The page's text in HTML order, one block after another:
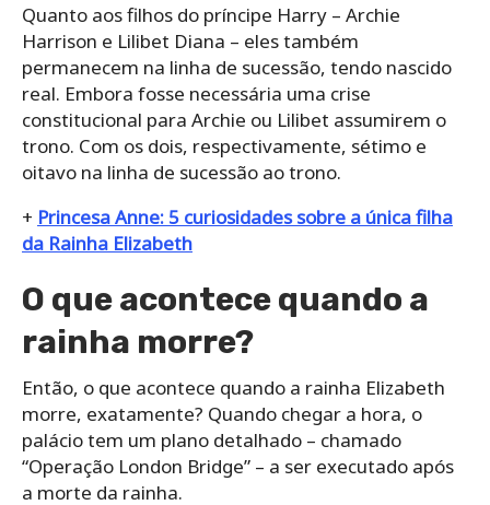
Quanto aos filhos do príncipe Harry – Archie
Harrison e Lilibet Diana – eles também
permanecem na linha de sucessão, tendo nascido
real. Embora fosse necessária uma crise
constitucional para Archie ou Lilibet assumirem o
trono. Com os dois, respectivamente, sétimo e
oitavo na linha de sucessão ao trono.
+ Princesa Anne: 5 curiosidades sobre a única filha
da Rainha Elizabeth
O que acontece quando a
rainha morre?
Então, o que acontece quando a rainha Elizabeth
morre, exatamente? Quando chegar a hora, o
palácio tem um plano detalhado – chamado
“Operação London Bridge” – a ser executado após
a morte da rainha.